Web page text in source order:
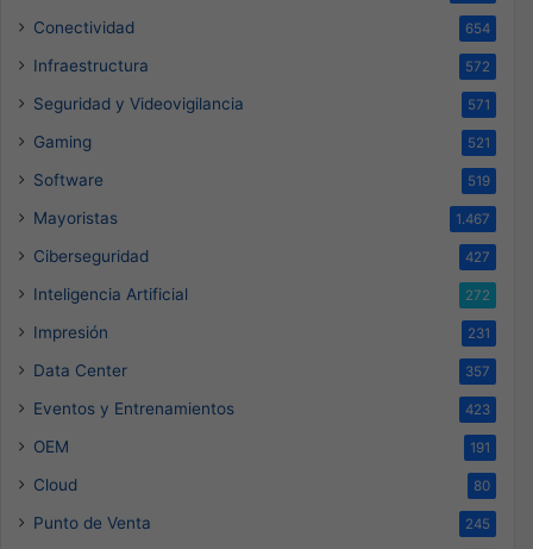
Conectividad 654
Infraestructura 572
Seguridad y Videovigilancia 571
Gaming 521
Software 519
Mayoristas 1.467
Ciberseguridad 427
Inteligencia Artificial 272
Impresión 231
Data Center 357
Eventos y Entrenamientos 423
OEM 191
Cloud 80
Punto de Venta 245